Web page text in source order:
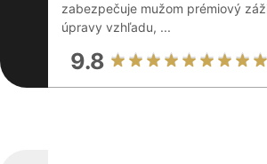
zabezpečuje mužom prémiový
úpravy vzhľadu, ...
9.8